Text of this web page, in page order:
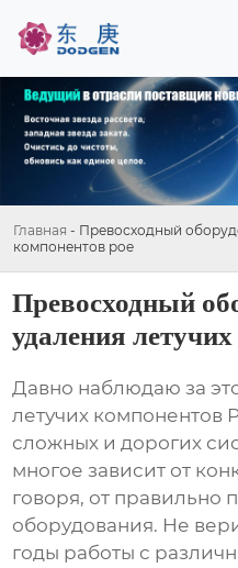
Главная - Превосходный
компонентов poe
Превосходный
удаления
Давно наблюдаю за
летучих компонентов
сложных и дорогих
многое зависит от
говоря, от правильно
оборудования. Не
годы работы с